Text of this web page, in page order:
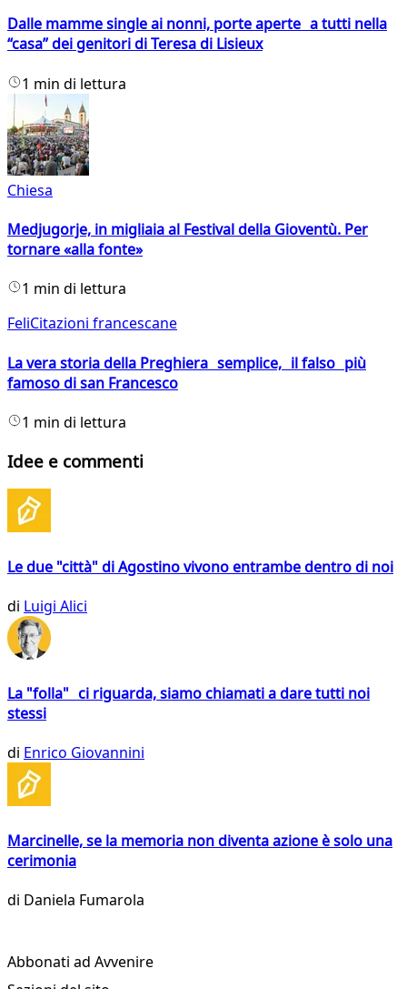
Dalle mamme single ai nonni, porte aperte a tutti nella
“casa” dei genitori di Teresa di Lisieux
1 min di lettura
Chiesa
Medjugorje, in migliaia al Festival della Gioventù. Per
tornare «alla fonte»
1 min di lettura
FeliCitazioni francescane
La vera storia della Preghiera semplice, il falso più
famoso di san Francesco
1 min di lettura
Idee e commenti
Le due "città" di Agostino vivono entrambe dentro di noi
di Luigi Alici
La "folla" ci riguarda, siamo chiamati a dare tutti noi
stessi
di Enrico Giovannini
Marcinelle, se la memoria non diventa azione è solo una
cerimonia
di Daniela Fumarola
Abbonati ad Avvenire